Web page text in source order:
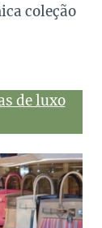
coleção
de luxo